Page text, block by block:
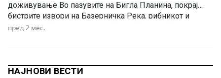
доживување Во пазувите на Бигла Планина, покрај
бистрите извори на Базерничка Река, рибникот и
ресторанот „Бабино“ се вистински туристички бисер на
свежа пастрмка, македонски специјалитети,
памети. Постојат места кои […]
пред 2 мес.
НАЈНОВИ ВЕСТИ